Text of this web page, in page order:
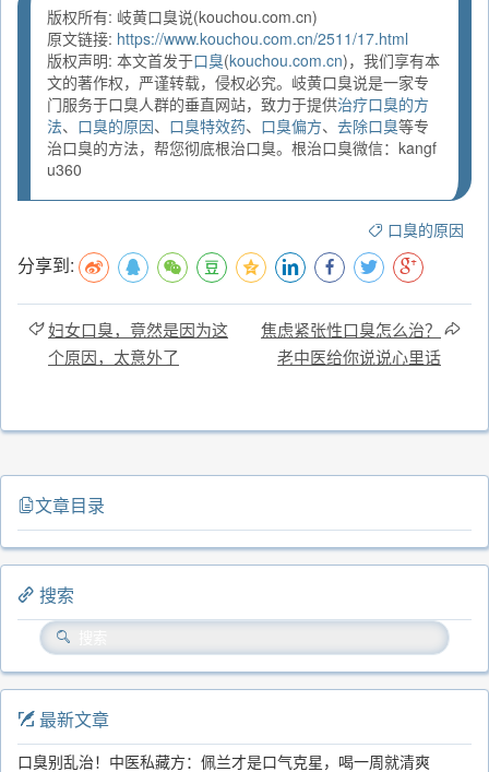
版权所有: 岐黄口臭说(kouchou.com.cn)
原文链接: https://www.kouchou.com.cn/2511/17.html
版权声明: 本文首发于口臭(kouchou.com.cn)，我们享有本
文的著作权，严谨转载，侵权必究。岐黄口臭说是一家专
门服务于口臭人群的垂直网站，致力于提供治疗口臭的方
法、 口臭的原因、 口臭特效药、 口臭偏方、 去除口臭等专
治口臭的方法，帮您彻底根治口臭。根治口臭微信：kangf
u360
口臭的原因
分享到:
妇女口臭，竟然是因为这
个原因，太意外了
焦虑紧张性口臭怎么治？
老中医给你说说心里话
文章目录
搜索
最新文章
口臭别乱治！中医私藏方：佩兰才是口气克星，喝一周就清爽